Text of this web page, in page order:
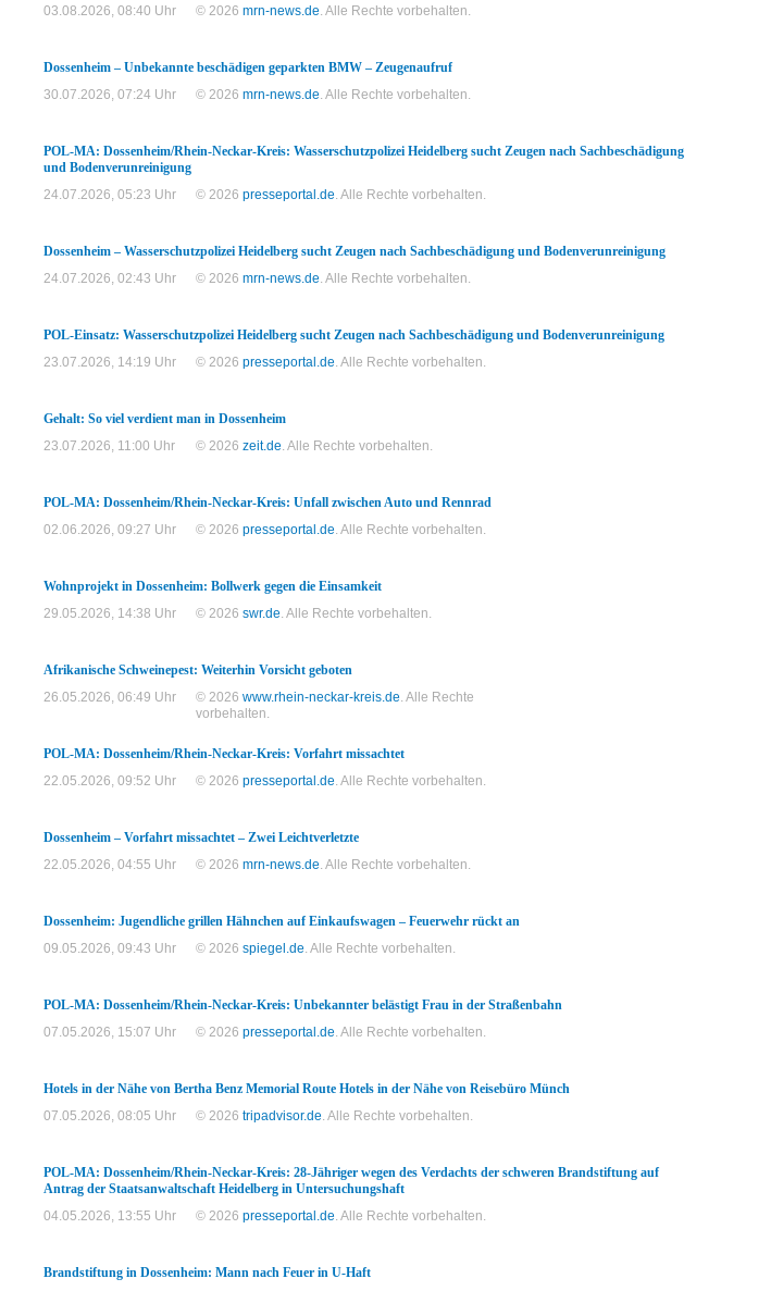
03.08.2026, 08:40 Uhr
© 2026 mrn-news.de. Alle Rechte vorbehalten.
Dossenheim – Unbekannte beschädigen geparkten BMW – Zeugenaufruf
30.07.2026, 07:24 Uhr
© 2026 mrn-news.de. Alle Rechte vorbehalten.
POL-MA: Dossenheim/Rhein-Neckar-Kreis: Wasserschutzpolizei Heidelberg sucht Zeugen nach Sachbeschädigung
und Bodenverunreinigung
24.07.2026, 05:23 Uhr
© 2026 presseportal.de. Alle Rechte vorbehalten.
Dossenheim – Wasserschutzpolizei Heidelberg sucht Zeugen nach Sachbeschädigung und Bodenverunreinigung
24.07.2026, 02:43 Uhr
© 2026 mrn-news.de. Alle Rechte vorbehalten.
POL-Einsatz: Wasserschutzpolizei Heidelberg sucht Zeugen nach Sachbeschädigung und Bodenverunreinigung
23.07.2026, 14:19 Uhr
© 2026 presseportal.de. Alle Rechte vorbehalten.
Gehalt: So viel verdient man in Dossenheim
23.07.2026, 11:00 Uhr
© 2026 zeit.de. Alle Rechte vorbehalten.
POL-MA: Dossenheim/Rhein-Neckar-Kreis: Unfall zwischen Auto und Rennrad
02.06.2026, 09:27 Uhr
© 2026 presseportal.de. Alle Rechte vorbehalten.
Wohnprojekt in Dossenheim: Bollwerk gegen die Einsamkeit
29.05.2026, 14:38 Uhr
© 2026 swr.de. Alle Rechte vorbehalten.
Afrikanische Schweinepest: Weiterhin Vorsicht geboten
26.05.2026, 06:49 Uhr
© 2026 www.rhein-neckar-kreis.de. Alle Rechte
vorbehalten.
POL-MA: Dossenheim/Rhein-Neckar-Kreis: Vorfahrt missachtet
22.05.2026, 09:52 Uhr
© 2026 presseportal.de. Alle Rechte vorbehalten.
Dossenheim – Vorfahrt missachtet – Zwei Leichtverletzte
22.05.2026, 04:55 Uhr
© 2026 mrn-news.de. Alle Rechte vorbehalten.
Dossenheim: Jugendliche grillen Hähnchen auf Einkaufswagen – Feuerwehr rückt an
09.05.2026, 09:43 Uhr
© 2026 spiegel.de. Alle Rechte vorbehalten.
POL-MA: Dossenheim/Rhein-Neckar-Kreis: Unbekannter belästigt Frau in der Straßenbahn
07.05.2026, 15:07 Uhr
© 2026 presseportal.de. Alle Rechte vorbehalten.
Hotels in der Nähe von Bertha Benz Memorial Route Hotels in der Nähe von Reisebüro Münch
07.05.2026, 08:05 Uhr
© 2026 tripadvisor.de. Alle Rechte vorbehalten.
POL-MA: Dossenheim/Rhein-Neckar-Kreis: 28-Jähriger wegen des Verdachts der schweren Brandstiftung auf
Antrag der Staatsanwaltschaft Heidelberg in Untersuchungshaft
04.05.2026, 13:55 Uhr
© 2026 presseportal.de. Alle Rechte vorbehalten.
Brandstiftung in Dossenheim: Mann nach Feuer in U-Haft